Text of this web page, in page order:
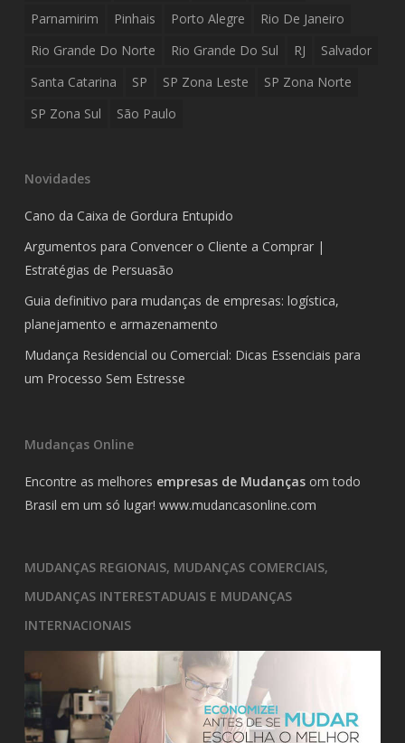
Parnamirim
Pinhais Porto Alegre
Rio De Janeiro
Rio Grande Do Norte
Rio Grande Do Sul RJ
Salvador
Santa Catarina
SP SP Zona Leste
SP Zona Norte
SP Zona Sul
São Paulo
Novidades
Cano da Caixa de Gordura Entupido
Argumentos para Convencer o Cliente a Comprar |
Estratégias de Persuasão
Guia definitivo para mudanças de empresas: logística,
planejamento e armazenamento
Mudança Residencial ou Comercial: Dicas Essenciais para
um Processo Sem Estresse
Mudanças Online
Encontre as melhores empresas de Mudançasom todo
Brasil em um só lugar! www.mudancasonline.com
MUDANÇAS REGIONAIS, MUDANÇAS COMERCIAIS,
MUDANÇAS INTERESTADUAIS E MUDANÇAS
INTERNACIONAIS